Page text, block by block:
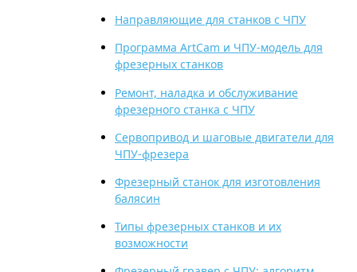
Направляющие для станков с ЧПУ
Программа ArtCam и ЧПУ-модель для
фрезерных станков
Ремонт, наладка и обслуживание
фрезерного станка с ЧПУ
Сервопривод и шаговые двигатели для
ЧПУ-фрезера
Фрезерный станок для изготовления
балясин
Типы фрезерных станков и их
возможности